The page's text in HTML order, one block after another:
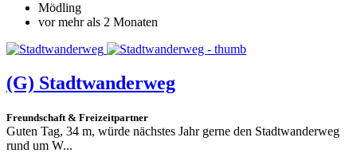
Mödling
vor mehr als 2 Monaten
(G) Stadtwanderweg
Freundschaft & Freizeitpartner
Guten Tag, 34 m, würde nächstes Jahr gerne den Stadtwanderweg
rund um W...